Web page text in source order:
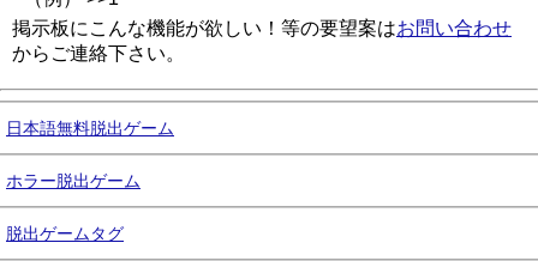
掲示板にこんな機能が欲しい！等の要望案はお問い合わせ
からご連絡下さい。
日本語無料脱出ゲーム
ホラー脱出ゲーム
脱出ゲームタグ